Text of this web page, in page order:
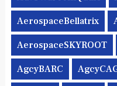
AerospaceBellatrix
AerospaceSKYROOT
AgcyBARC